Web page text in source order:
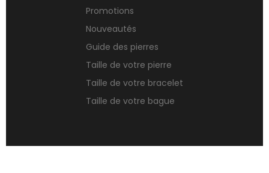
Promotions
Nouveautés
Guide des pierres
Taille de votre pierre
Taille de votre bracelet
Taille de votre bague